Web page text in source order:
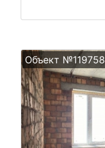
Объект №119758